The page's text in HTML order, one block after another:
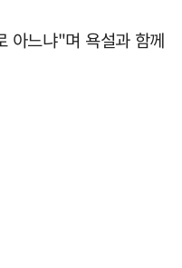
아느냐"며 욕설과 함께